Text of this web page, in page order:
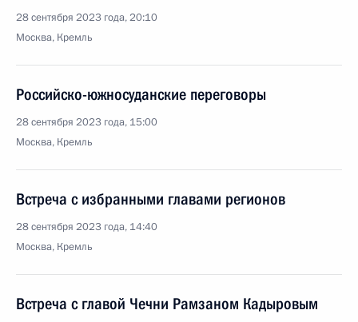
28 сентября 2023 года, 20:10
Москва, Кремль
Российско-южносуданские переговоры
28 сентября 2023 года, 15:00
Москва, Кремль
Встреча с избранными главами регионов
28 сентября 2023 года, 14:40
Москва, Кремль
Встреча с главой Чечни Рамзаном Кадыровым